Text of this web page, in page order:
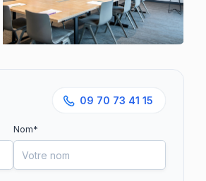
09 70 73 41 15
Nom*